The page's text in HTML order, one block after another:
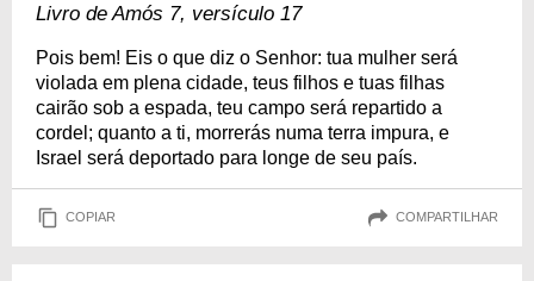
Livro de Amós 7, versículo 17
Pois bem! Eis o que diz o Senhor: tua mulher será
violada em plena cidade, teus filhos e tuas filhas
cairão sob a espada, teu campo será repartido a
cordel; quanto a ti, morrerás numa terra impura, e
Israel será deportado para longe de seu país.
COPIAR COMPARTILHAR